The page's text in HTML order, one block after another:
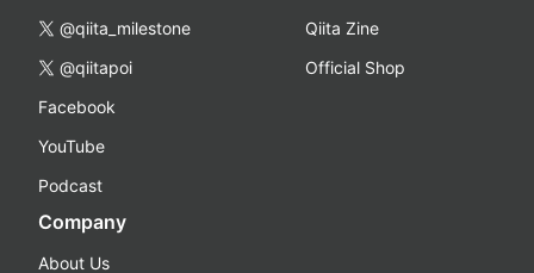
@qiita_milestone
@qiitapoi
Facebook
YouTube
Podcast
Qiita Zine
Official Shop
Company
About Us